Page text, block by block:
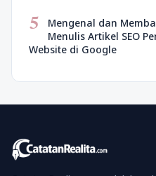
5
Mengenal dan
Menulis Artikel SEO
Website di Google